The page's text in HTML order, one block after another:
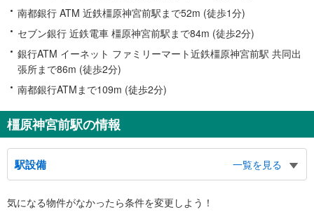
南都銀行 ATM 近鉄橿原神宮前駅まで52m (徒歩1分)
セブン銀行 近鉄電車 橿原神宮前駅まで84m (徒歩2分)
銀行ATM イーネット ファミリーマート近鉄橿原神宮前駅 共同出
張所まで86m (徒歩2分)
南都銀行ATMまで109m (徒歩2分)
橿原神宮前駅の情報
駅設備
一覧を見る
※段差なしでの移動経路
気になる物件がなかったら条件を変更しよう！